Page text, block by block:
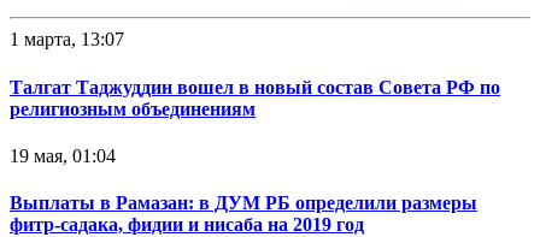
1 марта, 13:07
Талгат Таджуддин вошел в новый состав Совета РФ по
религиозным объединениям
19 мая, 01:04
Выплаты в Рамазан: в ДУМ РБ определили размеры
фитр-садака, фидии и нисаба на 2019 год